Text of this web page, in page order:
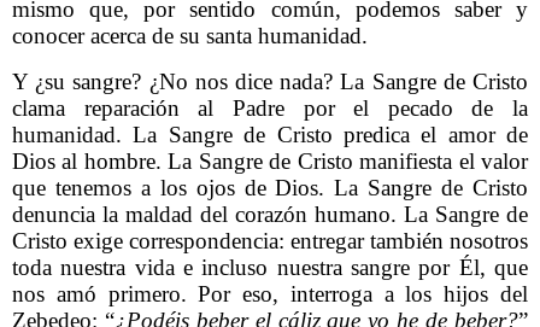
mismo que, por sentido común, podemos saber y
conocer acerca de su santa humanidad.
Y ¿su sangre? ¿No nos dice nada? La Sangre de Cristo
clama reparación al Padre por el pecado de la
humanidad. La Sangre de Cristo predica el amor de
Dios al hombre. La Sangre de Cristo manifiesta el valor
que tenemos a los ojos de Dios. La Sangre de Cristo
denuncia la maldad del corazón humano. La Sangre de
Cristo exige correspondencia: entregar también nosotros
toda nuestra vida e incluso nuestra sangre por Él, que
nos amó primero. Por eso, interroga a los hijos del
Zebedeo: “¿Podéis beber el cáliz que yo he de beber?”